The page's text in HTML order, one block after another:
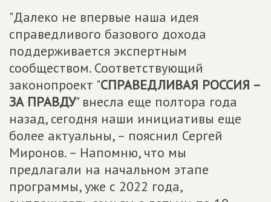
"Далеко не впервые наша идея
справедливого базового дохода
поддерживается экспертным
сообществом. Соответствующий
законопроект "СПРАВЕДЛИВАЯ РОССИЯ –
ЗА ПРАВДУ" внесла еще полтора года
назад, сегодня наши инициативы еще
более актуальны, – пояснил Сергей
Миронов. – Напомню, что мы
предлагали на начальном этапе
программы, уже с 2022 года,